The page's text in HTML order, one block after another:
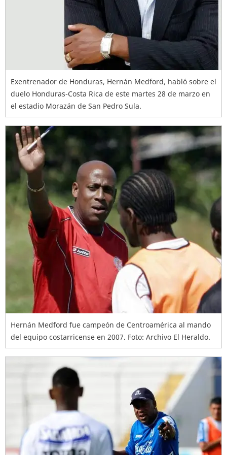
Exentrenador de Honduras, Hernán Medford, habló sobre el
duelo Honduras-Costa Rica de este martes 28 de marzo en
el estadio Morazán de San Pedro Sula.
Hernán Medford fue campeón de Centroamérica al mando
del equipo costarricense en 2007. Foto: Archivo El Heraldo.